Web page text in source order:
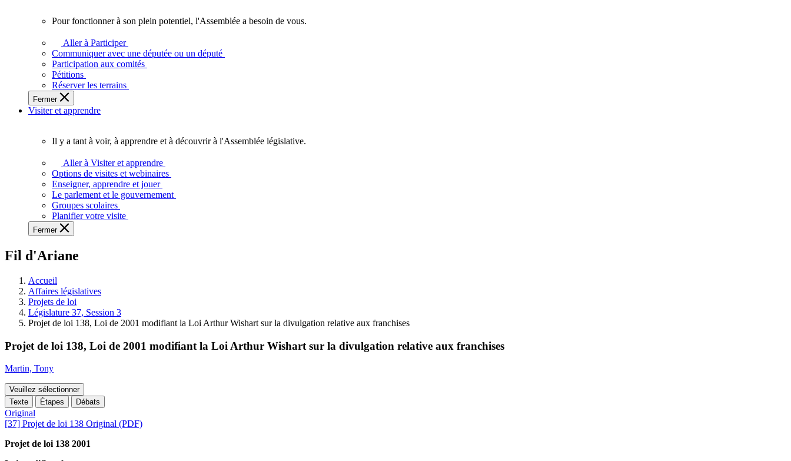
Ontariens.
fonctionner
plein
potentiel,
l'Assemblée
a
besoin
Pour fonctionner à son plein potentiel, l'Assemblée a besoin de vous.
Aller à Participer
Communiquer avec une députée ou un député
Participation aux comités
Pétitions
Réserver les terrains
Fermer
Visiter et apprendre
voir,
apprendre
et
découvrir
l'Assemblée
législative.
Il y a tant à voir, à apprendre et à découvrir à l'Assemblée législative.
Aller à Visiter et apprendre
Options de visites et webinaires
Enseigner, apprendre et jouer
Le parlement et le gouvernement
Groupes scolaires
Planifier votre visite
Fermer
Fil d'Ariane
Accueil
Affaires législatives
Projets de loi
Législature 37, Session 3
Projet de loi 138, Loi de 2001 modifiant la Loi Arthur Wishart sur la divulgation relative aux franchises
Projet de loi 138, Loi de 2001 modifiant la Loi Arthur Wishart sur la divulgation relative aux franchises
Martin, Tony
Veuillez sélectionner
Texte
Étapes Débats
Original
[37] Projet de loi 138 Original (PDF)
Projet de loi 138 2001